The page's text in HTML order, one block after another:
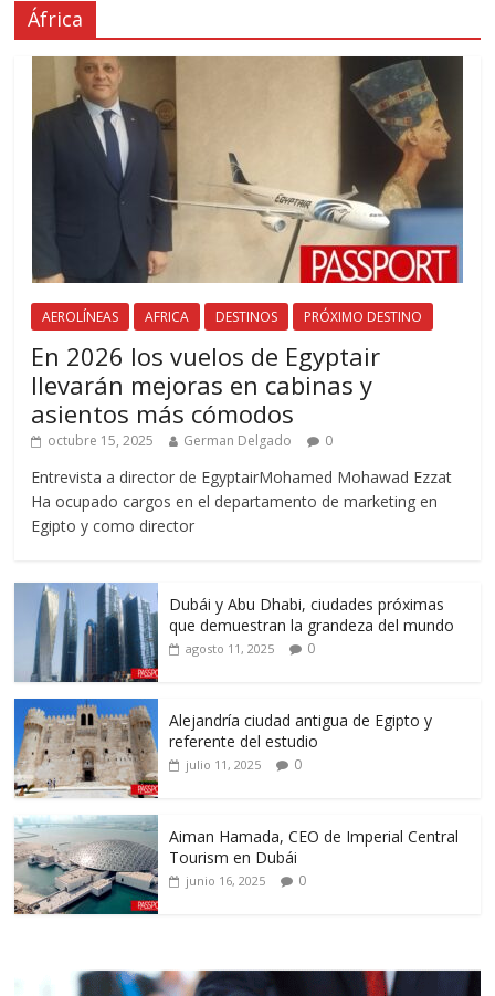
África
AEROLÍNEAS AFRICA DESTINOS PRÓXIMO DESTINO
En 2026 los vuelos de Egyptair
llevarán mejoras en cabinas y
asientos más cómodos
octubre 15, 2025 German Delgado 0
Entrevista a director de EgyptairMohamed Mohawad Ezzat
Ha ocupado cargos en el departamento de marketing en
Egipto y como director
Dubái y Abu Dhabi, ciudades próximas
que demuestran la grandeza del mundo
agosto 11, 2025 0
Alejandría ciudad antigua de Egipto y
referente del estudio
julio 11, 2025 0
Aiman Hamada, CEO de Imperial Central
Tourism en Dubái
junio 16, 2025 0